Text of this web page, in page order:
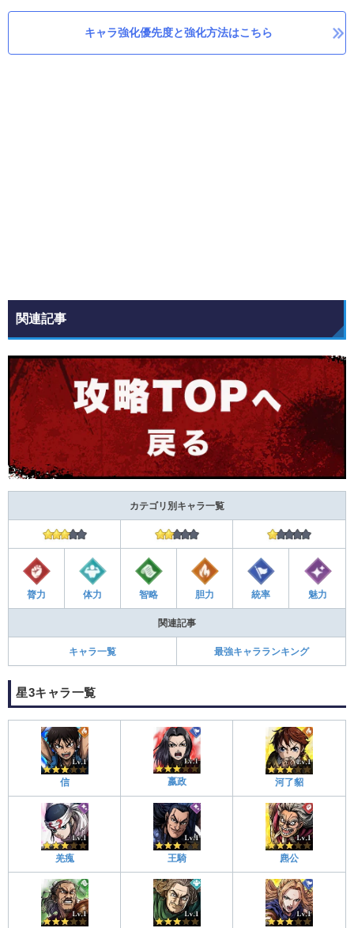
キャラ強化優先度と強化方法はこちら
関連記事
カテゴリ別キャラ一覧
膂力 体力 智略 胆力 統率 魅力
関連記事
キャラ一覧 最強キャラランキング
星3キャラ一覧
信 嬴政 河了貂
羌瘣 王騎 麃公